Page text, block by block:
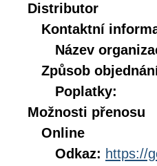
Distributor
Kontaktní
Název
Způsob
Poplatky:
Možnosti přenosu
Online
Odkaz: https://